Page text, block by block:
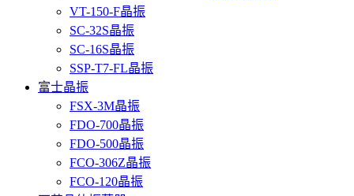
VT-150-F晶振
SC-32S晶振
SC-16S晶振
SSP-T7-FL晶振
富士晶振
FSX-3M晶振
FDO-700晶振
FDO-500晶振
FCO-306Z晶振
FCO-120晶振